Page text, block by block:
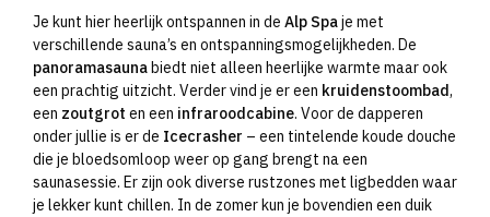
Je kunt hier heerlijk ontspannen in de Alp Spaje met
verschillende sauna’s en ontspanningsmogelijkheden. De
panoramasauna biedt niet alleen heerlijke warmte maar ook
een prachtig uitzicht. Verder vind je er een kruidenstoombad,
een zoutgrot en een infraroodcabine. Voor de dapperen
onder jullie is er de Icecrasher – een tintelende koude douche
die je bloedsomloop weer op gang brengt na een
saunasessie. Er zijn ook diverse rustzones met ligbedden waar
je lekker kunt chillen. In de zomer kun je bovendien een duik